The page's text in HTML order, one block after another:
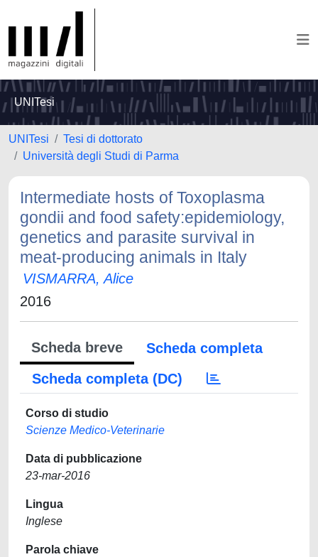
UNITesi
UNITesi
Tesi di dottorato
Università degli Studi di Parma
Intermediate hosts of Toxoplasma
gondii and food safety:epidemiology,
genetics and parasite survival in
meat-producing animals in Italy
VISMARRA, Alice
2016
Scheda breve
Scheda completa
Scheda completa (DC)
Corso di studio
Scienze Medico-Veterinarie
Data di pubblicazione
23-mar-2016
Lingua
Inglese
Parola chiave